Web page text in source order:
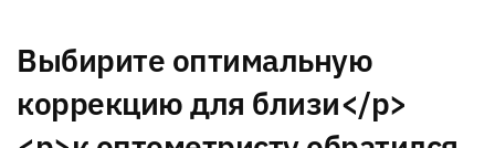
Выбирите оптимальную
коррекцию для близи</p>